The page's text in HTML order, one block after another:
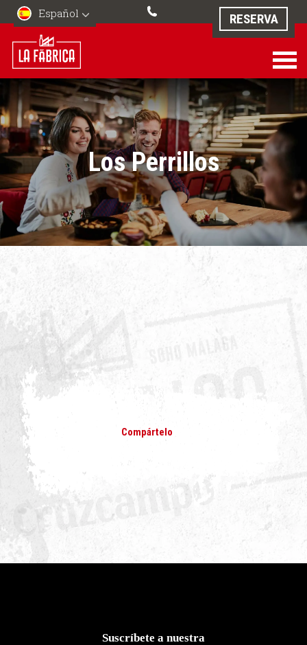
Español RESERVA
Los Perrillos
Compártelo
Suscríbete a nuestra